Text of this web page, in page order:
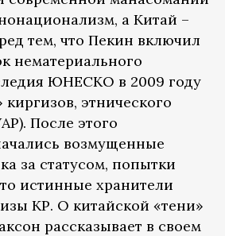
а Китай –
тем, что Пекин включил
нематериального
ЮНЕСКО в 2009 году
киргизов, этнического
После этого
возмущенные
за статусом, попытки
истинные хранители
КР. О китайской «тени»
рассказывает в своем